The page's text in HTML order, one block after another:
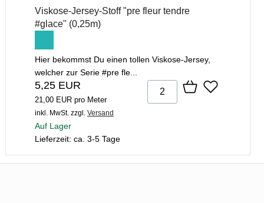
Viskose-Jersey-Stoff "pre fleur tendre
#glace" (0,25m)
Hier bekommst Du einen tollen Viskose-Jersey,
welcher zur Serie #pre fle...
5,25 EUR
21,00 EUR pro Meter
inkl. MwSt. zzgl. Versand
Auf Lager
Lieferzeit: ca. 3-5 Tage